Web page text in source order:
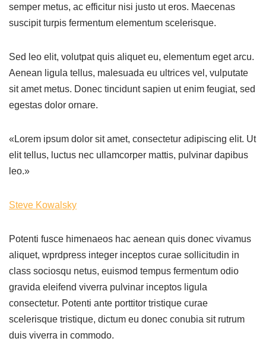
semper metus, ac efficitur nisi justo ut eros. Maecenas
suscipit turpis fermentum elementum scelerisque.
Sed leo elit, volutpat quis aliquet eu, elementum eget arcu.
Aenean ligula tellus, malesuada eu ultrices vel, vulputate
sit amet metus. Donec tincidunt sapien ut enim feugiat, sed
egestas dolor ornare.
«Lorem ipsum dolor sit amet, consectetur adipiscing elit. Ut
elit tellus, luctus nec ullamcorper mattis, pulvinar dapibus
leo.»
Steve Kowalsky
Potenti fusce himenaeos hac aenean quis donec vivamus
aliquet, wprdpress integer inceptos curae sollicitudin in
class sociosqu netus, euismod tempus fermentum odio
gravida eleifend viverra pulvinar inceptos ligula
consectetur. Potenti ante porttitor tristique curae
scelerisque tristique, dictum eu donec conubia sit rutrum
duis viverra in commodo.